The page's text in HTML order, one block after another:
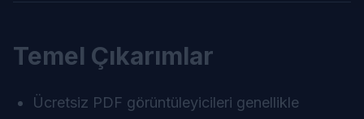
Temel Çıkarımlar
Ücretsiz PDF görüntüleyicileri genellikle